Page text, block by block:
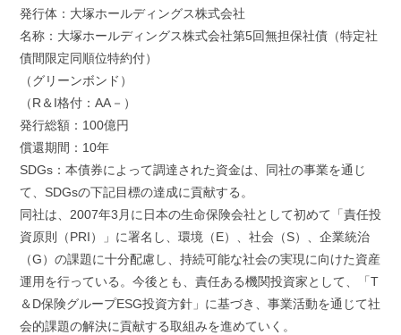
発行体：大塚ホールディングス株式会社
名称：大塚ホールディングス株式会社第5回無担保社債（特定社
債間限定同順位特約付）
（グリーンボンド）
（R＆I格付：AA－）
発行総額：100億円
償還期間：10年
SDGs：本債券によって調達された資金は、同社の事業を通じ
て、SDGsの下記目標の達成に貢献する。
同社は、2007年3月に日本の生命保険会社として初めて「責任投
資原則（PRI）」に署名し、環境（E）、社会（S）、企業統治
（G）の課題に十分配慮し、持続可能な社会の実現に向けた資産
運用を行っている。今後とも、責任ある機関投資家として、「T
＆D保険グループESG投資方針」に基づき、事業活動を通じて社
会的課題の解決に貢献する取組みを進めていく。